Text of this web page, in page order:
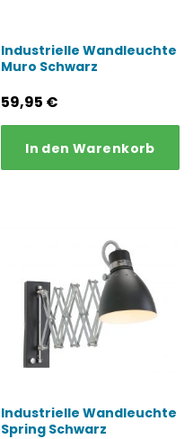
Industrielle Wandleuchte
Muro Schwarz
59,95 €
In den Warenkorb
Industrielle Wandleuchte
Spring Schwarz